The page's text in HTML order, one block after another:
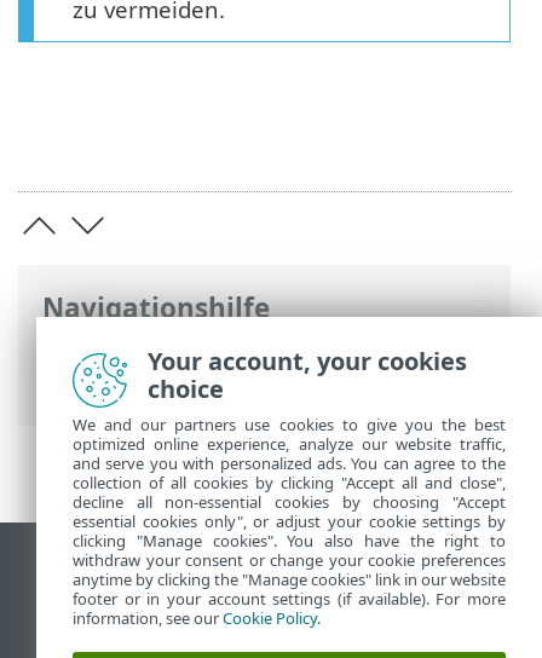
Navigationshilfe
ESET Online-Hilfe>ESET PROTECT On-
Prem>ESET PROTECT VA bereitstellen
zu vermeiden.
Desktop-Site anzeigen
End of Life
ESET Knowledgebase
Your account, your cookies
choice
We and our partners use cookies to give you the best
optimized online experience, analyze our website traffic,
and serve you with personalized ads. You can agree to the
collection of all cookies by clicking "Accept all and close",
decline all non-essential cookies by choosing "Accept
essential cookies only", or adjust your cookie settings by
clicking "Manage cookies". You also have the right to
withdraw your consent or change your cookie preferences
anytime by clicking the "Manage cookies" link in our website
footer or in your account settings (if available). For more
information, see ourCookie Policy.